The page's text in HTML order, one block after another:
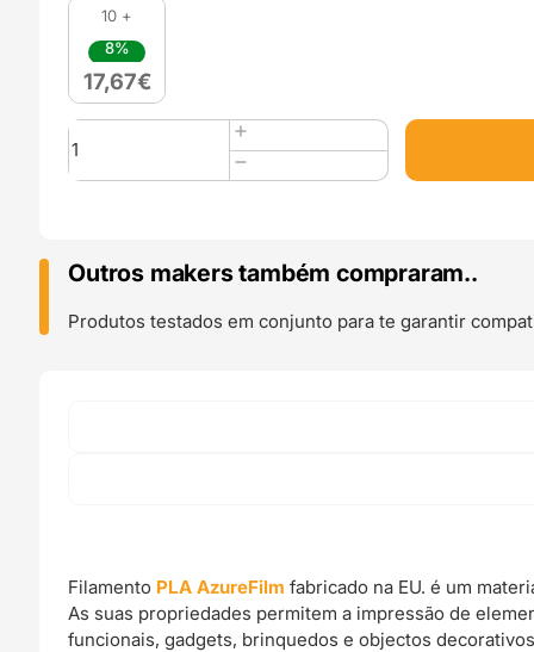
10 +
8%
17,67€
Quantidade
de
PLA
1kg
Royal
Sapphire
Outros makers também compraram..
Produtos testados em conjunto para te garantir
Filamento PLA AzureFilmfabricado na EU. é um
As suas propriedades permitem a impressão de
funcionais, gadgets, brinquedos e objectos